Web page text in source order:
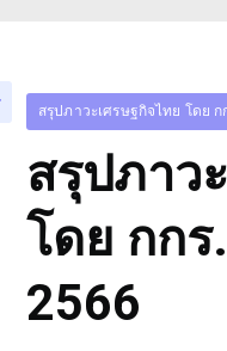
สรุปภาวะเศรษฐกิจไทย โดย ก
สรุปภาว
โดย กก
2566